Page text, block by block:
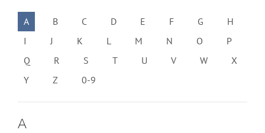
A B C D E F G
H
I
J K L M N O
P
Q
R S T U V W
X
Y
Z 0-9
A